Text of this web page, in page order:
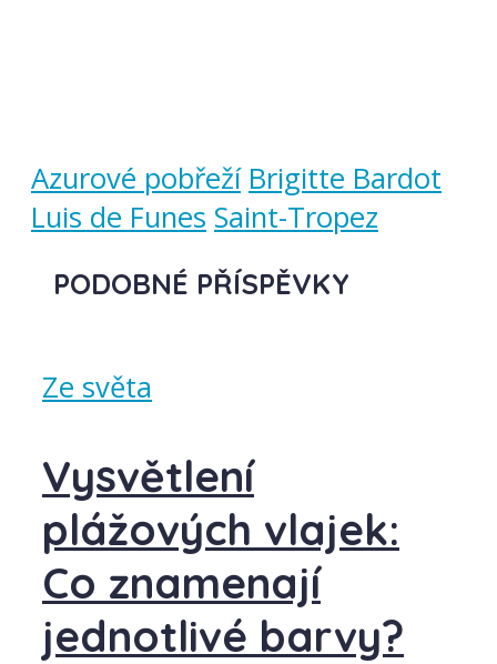
Azurové pobřeží Brigitte Bardot
Luis de Funes Saint-Tropez
PODOBNÉ PŘÍSPĚVKY
Ze světa
Vysvětlení
plážových vlajek:
Co znamenají
jednotlivé barvy?